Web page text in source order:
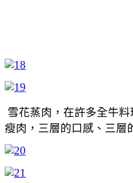
雪花蒸肉，在許多全牛
瘦肉，三層的口感、三層